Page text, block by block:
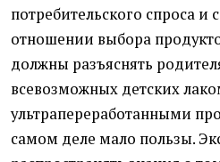
потребительского спроса
отношении выбора
должны разъяснять
всевозможных детских
ультрапереработанными
самом деле мало пользы.